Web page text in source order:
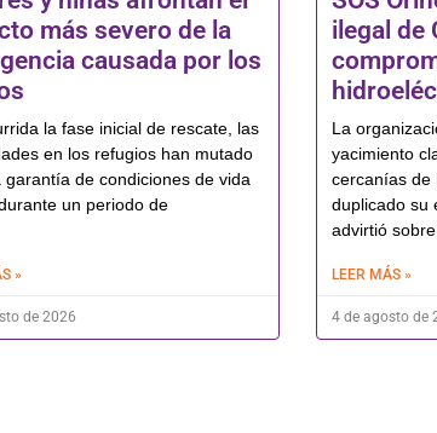
más severo de la
causada por los
la fase inicial de rescate, las
en los refugios han mutado
garantía de condiciones de vida
un periodo de
»
de 2026
ilegal de
La
yacimiento
cercanías de
duplicado su
advirtió
LEER MÁS »
4 de agosto de